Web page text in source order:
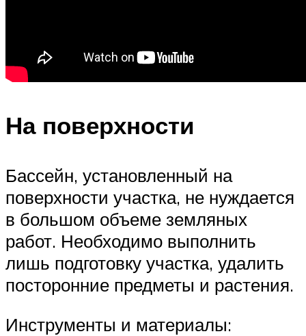
На поверхности
Бассейн, установленный на
поверхности участка, не нуждается
в большом объеме земляных
работ. Необходимо выполнить
лишь подготовку участка, удалить
посторонние предметы и растения.
Инструменты и материалы: